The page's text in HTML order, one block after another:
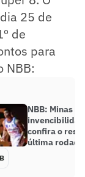
25 de
de
para
NBB:
NBB: Minas
confira o
última